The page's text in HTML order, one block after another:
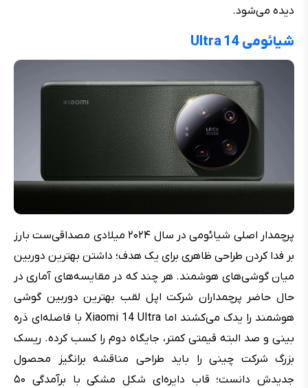
دیده می‌شود.
شیائومی Ultra 14
پرچمدار اصلی شیائومی در سال ۲۰۲۴ میلادی مصداقی‌ست بارز
بر فدا کردن طراحی ظاهری برای یک هدف؛ داشتن بهترین دوربین
میان گوشی‌های هوشمند. هر چند که در مقایسه‌های آماری در
حال حاضر پرچمداران شرکت اپل لقب بهترین دوربین گوشی
هوشمند را یدک می‌کشند اما Xiaomi 14 Ultra با فاصله‌ای ذره
بینی و صد البته قیمتی کمتر، جایگاه دوم را کسب کرده. ریسک
بزرگ شرکت چینی را باید طراحی مناقشه برانگیز محصول
جدیدش دانست؛ قاب دایره‌ای شکل مشکی با برآمدگی ۵۰